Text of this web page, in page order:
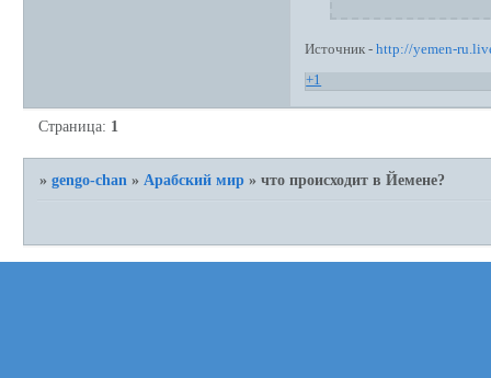
Источник -http://yemen-
+1
Страница: 1
»gengo-chan » Арабский мир »что происходит в Йемене?